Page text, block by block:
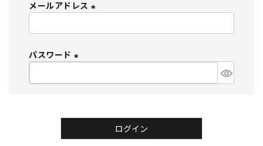
メールアドレス
必
)
パスワード
必
ログイン